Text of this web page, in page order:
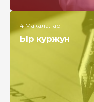
4 Макалалар
Ыр куржун